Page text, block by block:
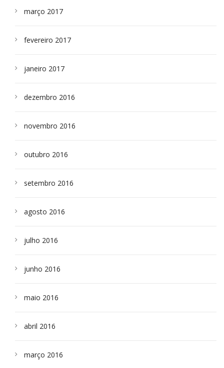
março 2017
fevereiro 2017
janeiro 2017
dezembro 2016
novembro 2016
outubro 2016
setembro 2016
agosto 2016
julho 2016
junho 2016
maio 2016
abril 2016
março 2016